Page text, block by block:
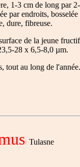
1-3 cm de long par
par endroits,
dure, fibreuse.
de la jeune
28 x 6,5-8,0 µm.
tout au long de l'année.
Tulasne